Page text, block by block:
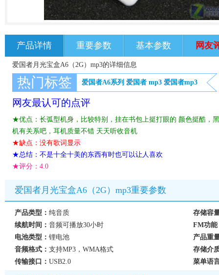
产品详情 重要参数 基本参数 网友
爱国者月光宝盒A6（2G）mp3的详细信息
热门标签 爱国者A6系列 爱国者 mp3 爱国者mp3
网友最认可的点评
★优点：长弧型机身，比较特别，挂在书包上挺打眼的 颜色挺酷，
机有关系吧，耳机质量不错 天天听收音机
★缺点：没有歌词显示
★总结：不是十全十美的东西有时也可以让人喜欢
★评分： 4.0
爱国者月光宝盒A6（2G）mp3重要参数
产品类型： 纯音质
存储容
续航时间： 音频可播放30小时
FM功能
电池类型： 锂电池
产品重
音频格式： 支持MP3，WMA格式
存储介
传输接口： USB2.0 菜单语